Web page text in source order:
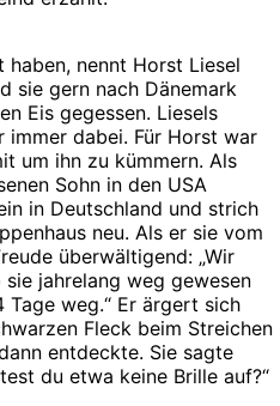
nennt Horst Liesel
sie gern nach Dänemark
Eis gegessen. Liesels
immer dabei. Für Horst war
um ihn zu kümmern. Als
Sohn in den USA
in Deutschland und strich
neu. Als er sie vom
überwältigend: „Wir
jahrelang weg gewesen
Tage weg.“ Er ärgert sich
Fleck beim Streichen
entdeckte. Sie sagte
du etwa keine Brille auf?“